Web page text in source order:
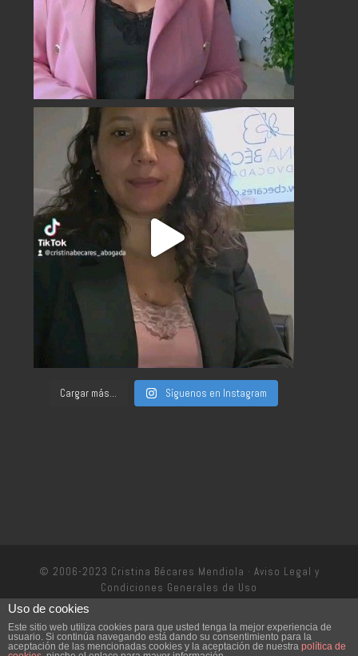
Cargar más... Síguenos en Instagram
© 2006-2023 Cristina Bécares Mendiola · Aviso Legal y
Condiciones Generales de Uso
Uso de cookies
Este sitio web utiliza cookies para que usted tenga la mejor experiencia de
usuario. Si continúa navegando está dando su consentimiento para la
aceptación de las mencionadas cookies y la aceptación de nuestra política de